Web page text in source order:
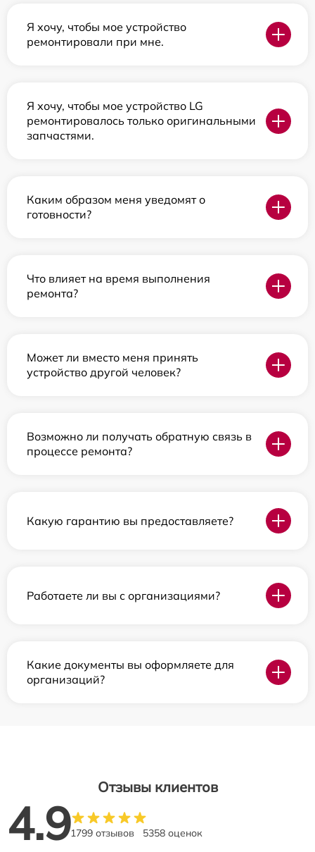
Я хочу, чтобы мое устройство
ремонтировали при мне.
Я хочу, чтобы мое устройство LG
ремонтировалось только оригинальными
запчастями.
Каким образом меня уведомят о
готовности?
Что влияет на время выполнения
ремонта?
Может ли вместо меня принять
устройство другой человек?
Возможно ли получать обратную связь в
процессе ремонта?
Какую гарантию вы предоставляете?
Работаете ли вы с организациями?
Какие документы вы оформляете для
организаций?
Отзывы клиентов
4.91799 отзывов 5358 оценок